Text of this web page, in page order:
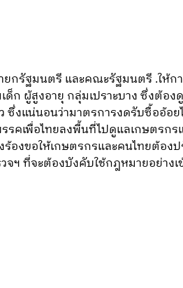
กรัฐมนตรี และคณะรัฐมนตรี .ให้ก
ด็ก ผู้สูงอายุ กลุ่มเปราะบาง ซึ่งต้
ซึ่งแน่นอนว่ามาตรการงดรับซื้ออ้
คเพื่อไทยลงพื้นที่ไปดูแลเกษตรกร
องขอให้เกษตรกรและคนไทยต้อง
ฯ ที่จะต้องบังคับใช้กฎหมายอย่าง